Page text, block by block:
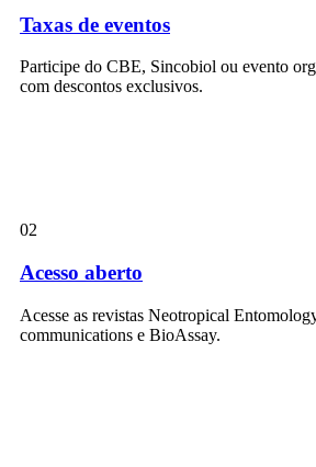
Taxas de eventos
Participe do CBE, Sincobiol ou evento
com descontos exclusivos.
02
Acesso aberto
Acesse as revistas Neotropical
communications e BioAssay.